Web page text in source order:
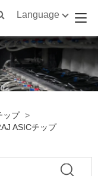
Language
ップ >
ASICチップ